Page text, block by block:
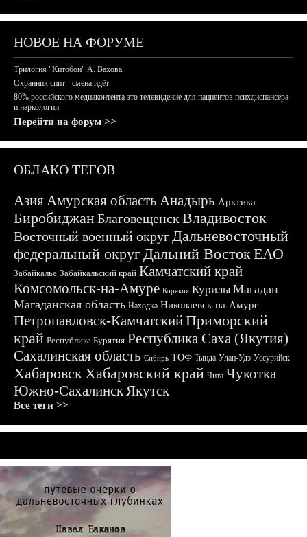
НОВОЕ НА ФОРУМЕ
Трилогия "Китобои" А. Вахова.
Охранник спит - смена идёт
80% российского медиаконтента это телевидение для пациентов психдиспансера
и наркологии.
Перейти на форум >>
ОБЛАКО ТЕГОВ
АзияАмурская область Анадырь Арктика
БиробиджанБлаговещенскВладивосток
Восточный военный округДальневосточный
федеральный округДальний ВостокЕАО
Забайкалье Забайкальский край Камчатский край
Комсомольск-на-Амуре Корякия Курилы Магадан
Магаданская область Находка Николаевск-на-Амуре
Петропавловск-КамчатскийПриморский
край Республика Бурятия Республика Саха (Якутия)
Сахалинская область Сибирь ТОФ Тында Улан-Удэ Уссурийск
ХабаровскХабаровский край Чита Чукотка
Южно-СахалинскЯкутск
Все теги >>